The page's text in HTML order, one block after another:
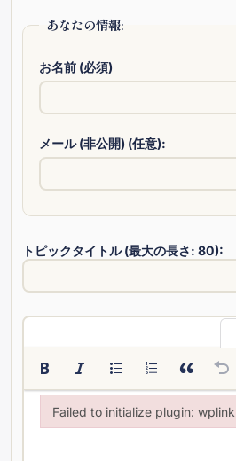
あなたの情報:
お名前 (必須)
メール (非公開) (任意):
トピックタイトル (最大の長さ: 80):
Failed to initialize plugin: wplink
Failed to initialize plugin: wplink